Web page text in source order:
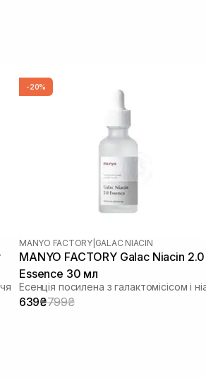
-20%
MANYO FACTORY| GALAC NIACIN
MANYO FACTORY Galac Niacin 2.0
Essence 30 мл
639₴799₴